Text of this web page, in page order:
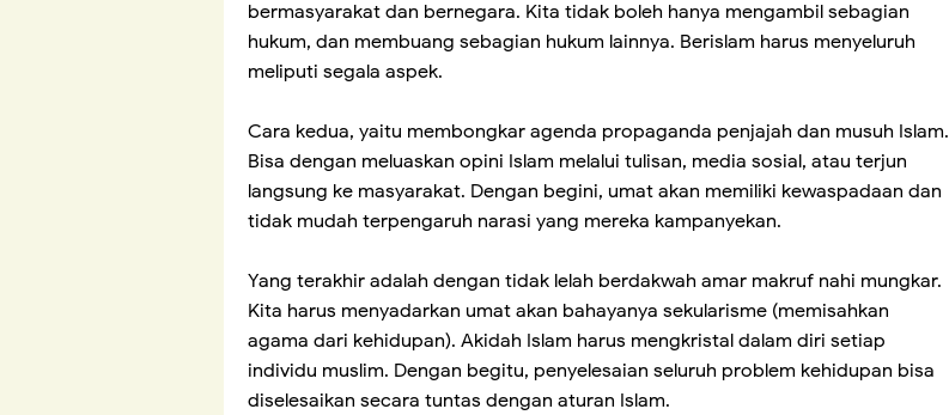
bermasyarakat dan bernegara. Kita tidak boleh hanya mengambil sebagian
hukum, dan membuang sebagian hukum lainnya. Berislam harus menyeluruh
meliputi segala aspek.
Cara kedua, yaitu membongkar agenda propaganda penjajah dan musuh Islam.
Bisa dengan meluaskan opini Islam melalui tulisan, media sosial, atau terjun
langsung ke masyarakat. Dengan begini, umat akan memiliki kewaspadaan dan
tidak mudah terpengaruh narasi yang mereka kampanyekan.
Yang terakhir adalah dengan tidak lelah berdakwah amar makruf nahi mungkar.
Kita harus menyadarkan umat akan bahayanya sekularisme (memisahkan
agama dari kehidupan). Akidah Islam harus mengkristal dalam diri setiap
individu muslim. Dengan begitu, penyelesaian seluruh problem kehidupan bisa
diselesaikan secara tuntas dengan aturan Islam.